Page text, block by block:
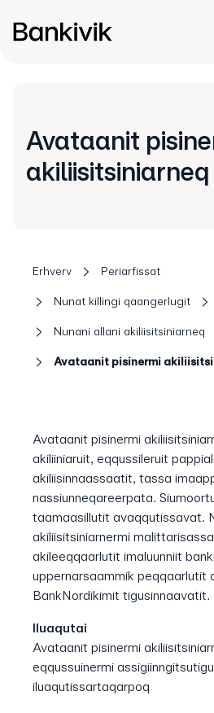
Avataanit
akiliisitsiniarneq
Erhverv Periarfissat
Nunat killingi qaangerlugit
Nunani allani akiliisitsiniarneq
Avataanit pisinermi
Avataanit pisinermi
akiliiniaruit, eqqussileruit
akiliisinnaassaatit, tassa
nassiunneqareerpata.
taamaasillutit avaqqutissavat.
akiliisitsiniarnermi
akileeqqaarlutit imaluunniit
uppernarsaammik peqqaarlutit
BankNordikimit tigusinnaavatit.
Iluaqutai
Avataanit pisinermi
eqqussuinermi
iluaqutissartaqarpoq